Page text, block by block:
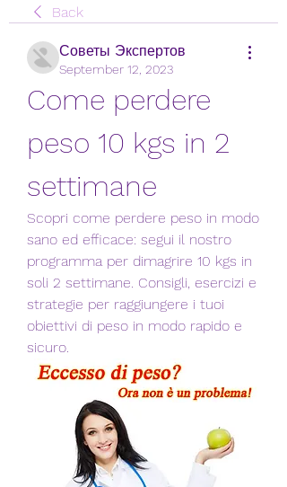
Back
Советы Экспертов
September 12, 2023
Come perdere
peso 10 kgs in 2
settimane
Scopri come perdere peso in modo
sano ed efficace: segui il nostro
programma per dimagrire 10 kgs in
soli 2 settimane. Consigli, esercizi e
strategie per raggiungere i tuoi
obiettivi di peso in modo rapido e
sicuro.